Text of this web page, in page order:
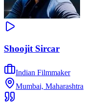
Shoojit Sircar
Indian Filmmaker
Mumbai, Maharashtra